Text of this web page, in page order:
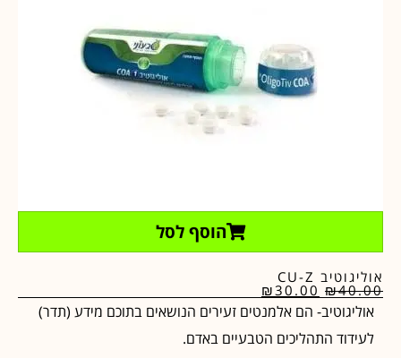
הוסף לסל
אוליגוטיב CU-Z
₪40.00
₪30.00
אוליגוטיב- הם אלמנטים זעירים הנושאים בתוכם מידע (תדר)
לעידוד התהליכים הטבעיים באדם.